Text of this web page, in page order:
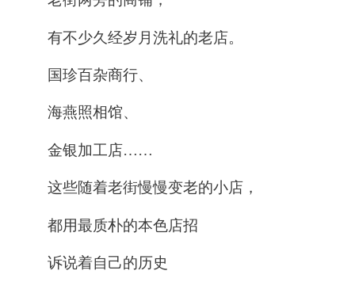
有不少久经岁月洗礼的老店。
国珍百杂商行、
海燕照相馆、
金银加工店……
这些随着老街慢慢变老的小店，
都用最质朴的本色店招
诉说着自己的历史